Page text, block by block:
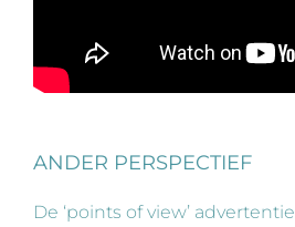
ANDER PERSPECTIEF
De ‘points of view’